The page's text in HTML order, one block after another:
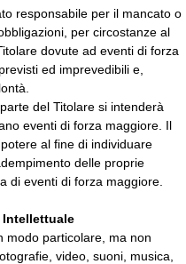
responsabile per il mancato o
per circostanze al
dovute ad eventi di forza
ed imprevedibili e,
del Titolare si intenderà
eventi di forza maggiore. Il
al fine di individuare
delle proprie
di eventi di forza maggiore.
Intellettuale
modo particolare, ma non
video, suoni, musica,